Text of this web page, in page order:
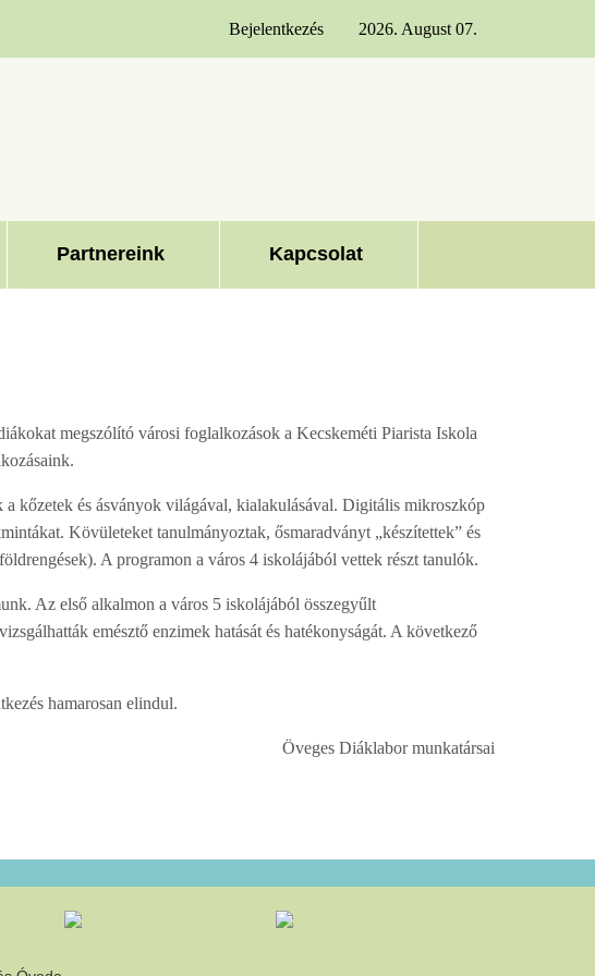
2026. August 07.
Bejelentkezés
Partnereink Kapcsolat
megszólító városi foglalkozások a Kecskeméti Piarista Iskola
kőzetek és ásványok világával, kialakulásával. Digitális mikroszkóp
Kövületeket tanulmányoztak, ősmaradványt „készítettek” és
A programon a város 4 iskolájából vettek részt tanulók.
Az első alkalmon a város 5 iskolájából összegyűlt
emésztő enzimek hatását és hatékonyságát. A következő
hamarosan elindul.
Öveges Diáklabor munkatársai